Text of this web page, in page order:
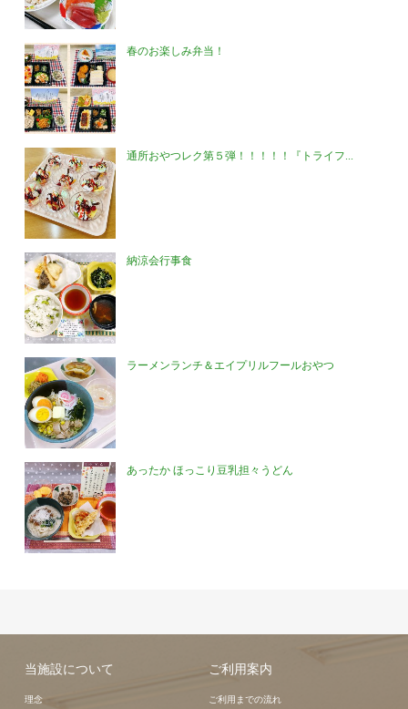
春のお楽しみ弁当！
通所おやつレク第５弾！！！！！『トライフ...
納涼会行事食
ラーメンランチ＆エイプリルフールおやつ
あったか ほっこり豆乳担々うどん
当施設について
理念
ご利用案内
ご利用までの流れ